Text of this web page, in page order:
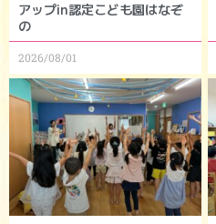
アップin認定こども園はなぞ
の
2026/08/01